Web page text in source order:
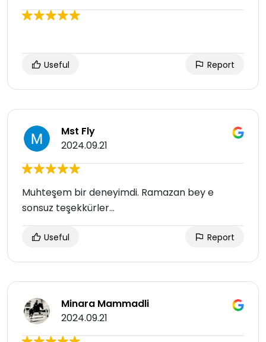
Useful Report
Mst Fly
2024.09.21
Muhteşem bir deneyimdi. Ramazan bey e
sonsuz teşekkürler…
Useful Report
Minara Mammadli
2024.09.21